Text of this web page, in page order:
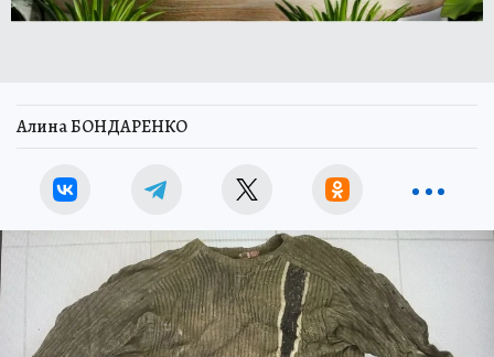
Алина БОНДАРЕНКО